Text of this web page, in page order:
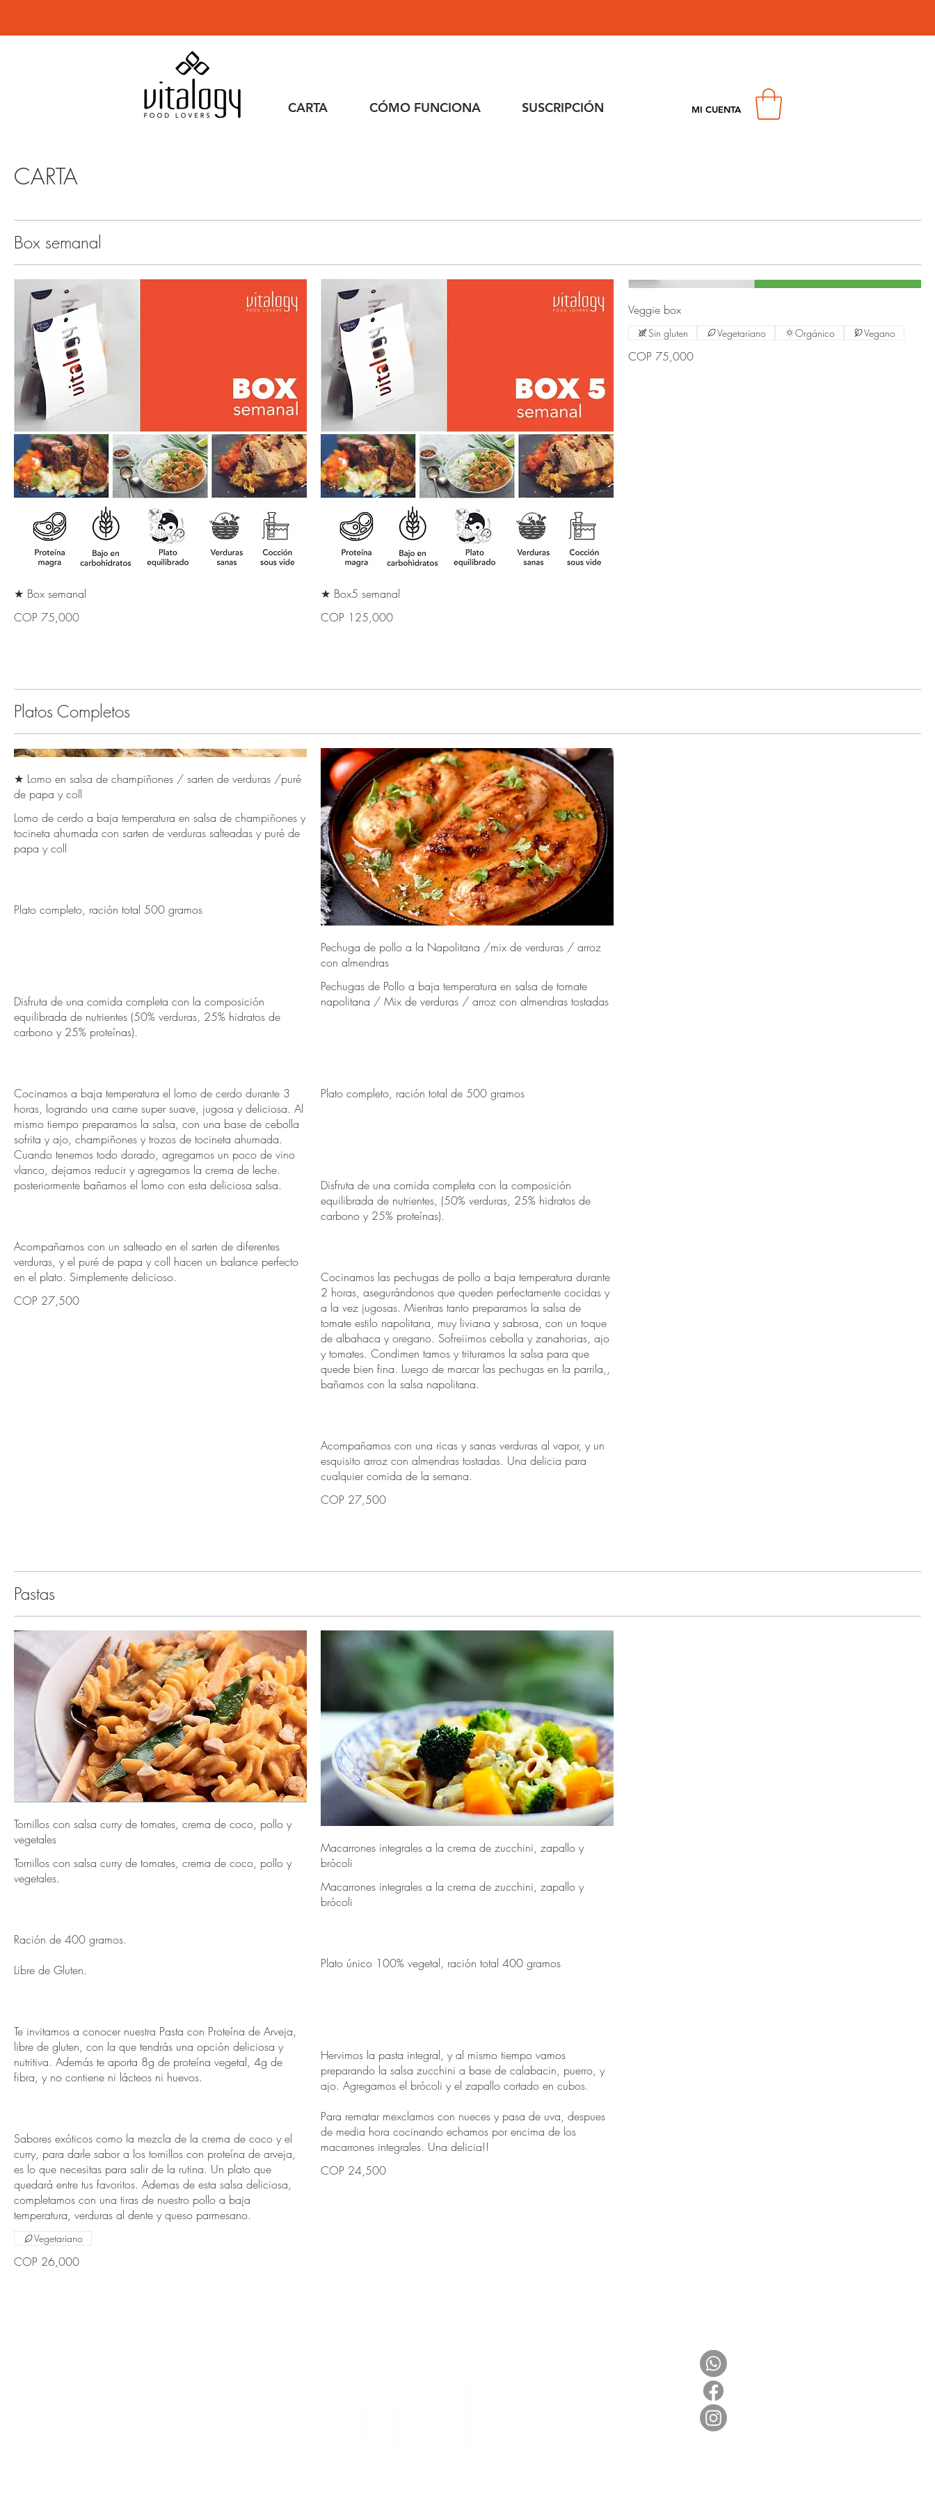
CARTA CÓMO FUNCIONA SUSCRIPCIÓN MI CUENTA
CARTA
Box semanal
★ Box semanal
COP 75,000
★ Box5 semanal
COP 125,000
Veggie box
COP 75,000
Sin gluten Vegetariano Orgánico Vegano
Platos Completos
★ Lomo en salsa de champiñones / sarten de verduras /puré
de papa y coll
Lomo de cerdo a baja temperatura en salsa de champiñones y
tocineta ahumada con sarten de verduras salteadas y puré de
papa y coll
Plato completo, ración total 500 gramos
Disfruta de una comida completa con la composición
equilibrada de nutrientes (50% verduras, 25% hidratos de
carbono y 25% proteínas).
Cocinamos a baja temperatura el lomo de cerdo durante 3
horas, logrando una carne super suave, jugosa y deliciosa. Al
mismo tiempo preparamos la salsa, con una base de cebolla
sofrita y ajo, champiñones y trozos de tocineta ahumada.
Cuando tenemos todo dorado, agregamos un poco de vino
vlanco, dejamos reducir y agregamos la crema de leche.
posteriormente bañamos el lomo con esta deliciosa salsa.
Acompañamos con un salteado en el sarten de diferentes
verduras, y el puré de papa y coll hacen un balance perfecto
en el plato. Simplemente delicioso.
COP 27,500
Pechuga de pollo a la Napolitana /mix de verduras / arroz
con almendras
Pechugas de Pollo a baja temperatura en salsa de tomate
napolitana / Mix de verduras / arroz con almendras tostadas
Plato completo, ración total de 500 gramos
Disfruta de una comida completa con la composición
equilibrada de nutrientes, (50% verduras, 25% hidratos de
carbono y 25% proteínas).
Cocinamos las pechugas de pollo a baja temperatura durante
2 horas, asegurándonos que queden perfectamente cocidas y
a la vez jugosas. Mientras tanto preparamos la salsa de
tomate estilo napolitana, muy liviana y sabrosa, con un toque
de albahaca y oregano. Sofreiimos cebolla y zanahorias, ajo
y tomates. Condimen tamos y trituramos la salsa para que
quede bien fina. Luego de marcar las pechugas en la parrila,,
bañamos con la salsa napolitana.
Acompañamos con una ricas y sanas verduras al vapor, y un
esquisito arroz con almendras tostadas. Una delicia para
cualquier comida de la semana.
COP 27,500
Pastas
Tornillos con salsa curry de tomates, crema de coco, pollo y
vegetales
Tornillos con salsa curry de tomates, crema de coco, pollo y
vegetales.
Ración de 400 gramos.
Libre de Gluten.
Te invitamos a conocer nuestra Pasta con Proteína de Arveja,
libre de gluten, con la que tendrás una opción deliciosa y
nutritiva. Además te aporta 8g de proteína vegetal, 4g de
fibra, y no contiene ni lácteos ni huevos.
Sabores exóticos como la mezcla de la crema de coco y el
curry, para darle sabor a los tornillos con proteína de arveja,
es lo que necesitas para salir de la rutina. Un plato que
quedará entre tus favoritos. Ademas de esta salsa deliciosa,
completamos con una tiras de nuestro pollo a baja
temperatura, verduras al dente y queso parmesano.
COP 26,000
Vegetariano
Macarrones integrales a la crema de zucchini, zapallo y
brócoli
Macarrones integrales a la crema de zucchini, zapallo y
brócoli
Plato único 100% vegetal, ración total 400 gramos
Hervimos la pasta integral, y al mismo tiempo vamos
preparando la salsa zucchini a base de calabacin, puerro, y
ajo. Agregamos el brócoli y el zapallo cortado en cubos.
Para rematar mexclamos con nueces y pasa de uva, despues
de media hora cocinando echamos por encima de los
macarrones integrales. Una delicia!!
COP 24,500